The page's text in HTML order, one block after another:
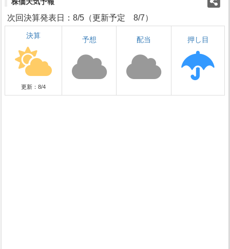
次回決算発表日：8/5（更新予定 8/7）
決算
更新：8/4
予想 配当 押し目